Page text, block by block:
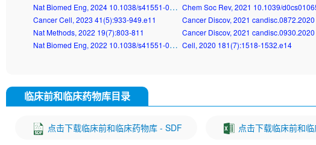
Nat Biomed Eng, 2024 10.1038/s41551-024-01273-9
Cancer Cell, 2023 41(5):933-949.e11
Nat Methods, 2022 19(7):803-811
Nat Biomed Eng, 2022 10.1038/s41551-022-00863-9
Chem Soc Rev, 2021 10.1039/
Cancer Discov, 2021 candisc.0872.2020
Cancer Discov, 2021 candisc.0930.2020
Cell, 2020 181(7):1518-1532.e14
临床前和临床药物库目录
点击下载临床前和临床药物库 - SDF 点击下载临床前和